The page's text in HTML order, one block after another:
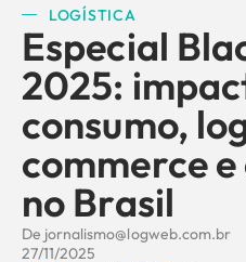
LOGÍSTICA
Especial
2025:
consumo,
commerce
no Brasil
De jornalismo@logweb.com.br
27/11/2025